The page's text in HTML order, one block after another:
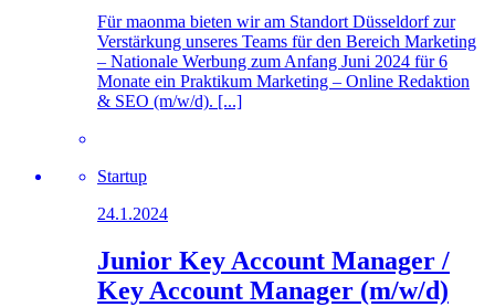
Für maonma bieten wir am Standort Düsseldorf zur
Verstärkung unseres Teams für den Bereich Marketing
– Nationale Werbung zum Anfang Juni 2024 für 6
Monate ein Praktikum Marketing – Online Redaktion
& SEO (m/w/d). [...]
Startup
24.1.2024
Junior Key Account Manager /
Key Account Manager (m/w/d)